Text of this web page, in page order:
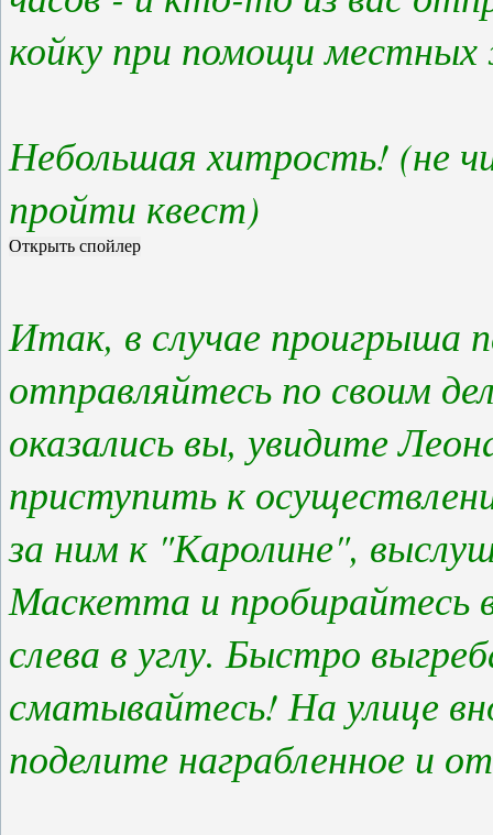
койку при помощи
Небольшая хитрость! (не
пройти квест)
Итак, в случае проигрыша
отправляйтесь по своим
оказались вы, увидите
приступить к
за ним к "Каролине",
Маскетта и пробирайтесь
слева в углу. Быстро
сматывайтесь! На улице
поделите награбленное и